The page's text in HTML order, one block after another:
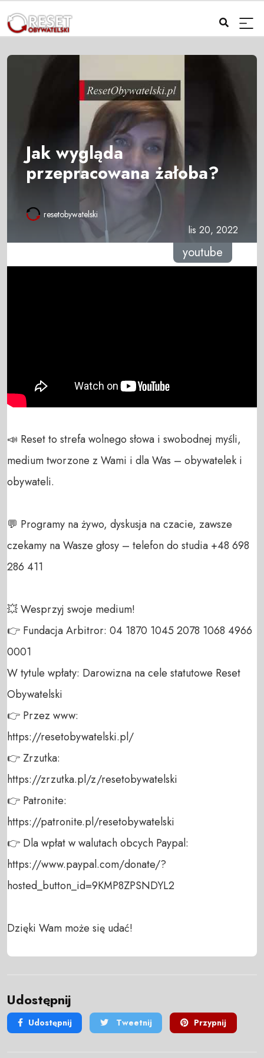
Jak wygląda
przepracowana żałoba?
resetobywatelski
lis 20, 2022
youtube
📣 Reset to strefa wolnego słowa i swobodnej myśli,
medium tworzone z Wami i dla Was – obywatelek i
obywateli.
💬 Programy na żywo, dyskusja na czacie, zawsze
czekamy na Wasze głosy – telefon do studia +48 698
286 411
💥 Wesprzyj swoje medium!
👉 Fundacja Arbitror: 04 1870 1045 2078 1068 4966
0001
W tytule wpłaty: Darowizna na cele statutowe Reset
Obywatelski
👉 Przez www:
https://resetobywatelski.pl/
👉 Zrzutka:
https://zrzutka.pl/z/resetobywatelski
👉 Patronite:
https://patronite.pl/resetobywatelski
👉 Dla wpłat w walutach obcych Paypal:
https://www.paypal.com/donate/?
hosted_button_id=9KMP8ZPSNDYL2
Dzięki Wam może się udać!
Udostępnij
Udostępnij Tweetnij Przypnij